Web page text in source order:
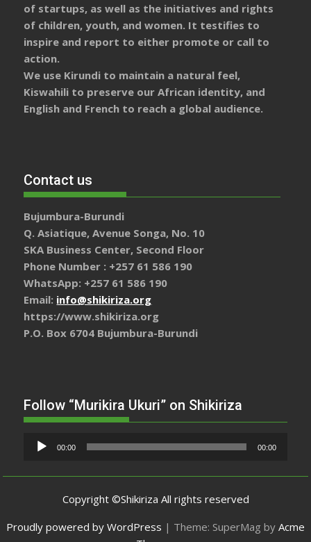
of startups, as well as the initiatives and rights
of children, youth, and women. It testifies to
inspire and report to either promote or call to
action.
We use Kirundi to maintain a natural feel,
Kiswahili to preserve our African identity, and
English and French to reach a global audience.
Contact us
Bujumbura-Burundi
Q. Asiatique, Avenue Songa, No. 10
SKA Business Center, Second Floor
Phone Number : +257 61 586 190
WhatsApp: +257 61 586 190
Email: info@shikiriza.org
https://www.shikiriza.org
P.O. Box 6704 Bujumbura-Burundi
Follow “Murikira Ukuri” on Shikiriza
Lecteur 00:00 00:00
Copyright ©Shikiriza All rights reserved
Proudly powered by WordPress | Theme: SuperMag by Acme